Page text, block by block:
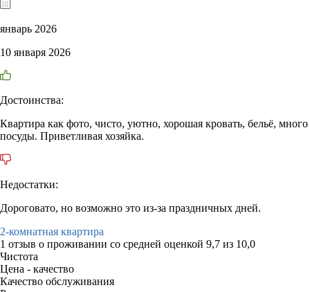
январь 2026
10 января 2026
Достоинства:
Квартира как фото, чисто, уютно, хорошая кровать, бельё, много
посуды. Приветливая хозяйка.
Недостатки:
Дороговато, но возможно это из-за праздничных дней.
2-комнатная квартира
1 отзыв о проживании со средней оценкой 9,7 из 10,0
Чистота
Цена - качество
Качество обслуживания